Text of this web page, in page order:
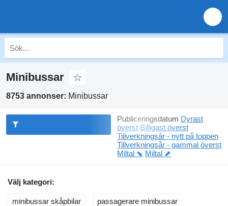
Minibussar
8753 annonser: Minibussar
Publiceringsdatum Dyrast
överst Billigast överst
Tillverkningsår - nytt på toppen
Tillverkningsår - gammal överst
Miltal ⬊ Miltal ⬈
Välj kategori:
minibussar skåpbilar passagerare minibussar